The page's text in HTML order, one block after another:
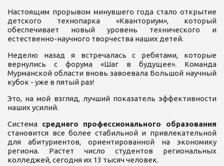
Настоящим прорывом минувшего года стало открытие
детского технопарка «Кванториум», который
обеспечивает новый уровень технического и
естественно-научного творчества наших детей.
Неделю назад я встречалась с ребятами, которые
вернулись с форума «Шаг в будущее». Команда
Мурманской области вновь завоевала Большой научный
кубок - уже в пятый раз!
Это, на мой взгляд, лучший показатель эффективности
наших усилий.
Система среднего профессионального образования
становится все более стабильной и привлекательной
для абитуриентов, ориентированной на экономику
региона. Растет число студентов региональных
колледжей, сегодня их 13 тысяч человек.